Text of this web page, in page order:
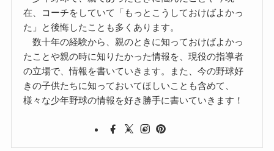
在、コーチをしていて「もっとこうしておけばよかっ
た」と後悔したことも多くあります。
数十年の経験から、親のときに知っておけばよかっ
たことや親の時に知りたかった情報を、現役の指導者
の立場で、情報を書いていきます。また、今の野球好
きの子供たちに知っておいてほしいことも含めて、
様々な少年野球の情報を好き勝手に書いていきます！